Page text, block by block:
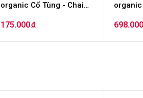
organic Cổ Tùng - Chai
175.000đ
360ml)
698.000